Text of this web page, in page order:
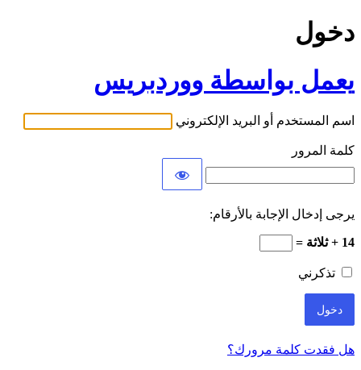
دخول
يعمل بواسطة ووردبريس
اسم المستخدم أو البريد الإلكتروني
كلمة المرور
يرجى إدخال الإجابة بالأرقام:
14 + ثلاثة =
تذكرني
هل فقدت كلمة مرورك؟